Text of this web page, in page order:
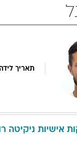
תאריך
אישיות ניקיטה